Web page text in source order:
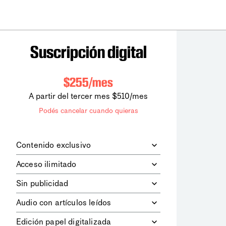
Suscripción digital
$255/mes
A partir del tercer mes $510/mes
Podés cancelar cuando quieras
Contenido exclusivo
digitales dela diaria
los contenidos de Le Monde
diplomatique.
Acceso ilimitado
contenidos.
Sin publicidad
publicitarios.
Audio con artículos leídos
Edición papel digitalizada